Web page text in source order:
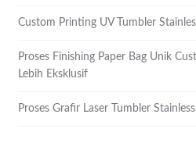
Custom Printing UV Tumbler
Proses Finishing Paper Bag Unik
Lebih Eksklusif
Proses Grafir Laser Tumbler